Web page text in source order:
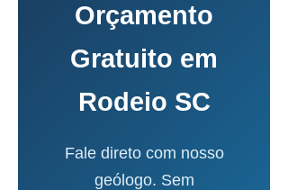
Orçamento
Gratuito em
Rodeio SC
Fale direto com nosso
geólogo. Sem